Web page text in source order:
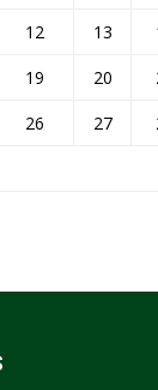
12 13
19 20
26 27